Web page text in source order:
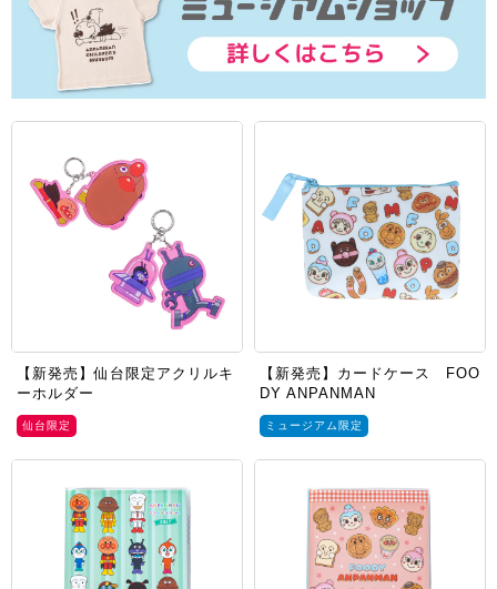
【新発売】仙台限定アクリルキ
ーホルダー
仙台限定
【新発売】カードケース FOO
DY ANPANMAN
ミュージアム限定